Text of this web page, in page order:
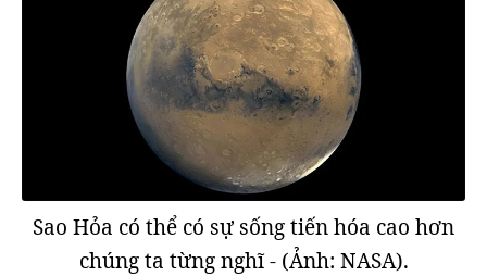
Sao Hỏa có thể có sự sống tiến hóa cao hơn
chúng ta từng nghĩ - (Ảnh: NASA).